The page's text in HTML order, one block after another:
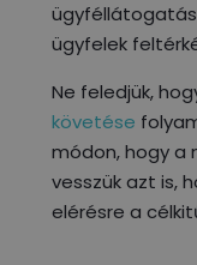
ügyfelek
Ne feledjük,
követése
módon, hogy a
vesszük azt is,
elérésre a